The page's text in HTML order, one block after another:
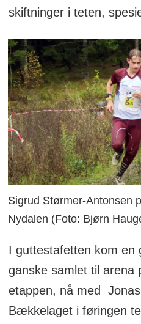
skiftninger i teten,
Sigrud Størmer-Antonsen
Nydalen (Foto: Bjørn
I guttestafetten kom en
ganske samlet til arena
etappen, nå med
Bækkelaget i føringen